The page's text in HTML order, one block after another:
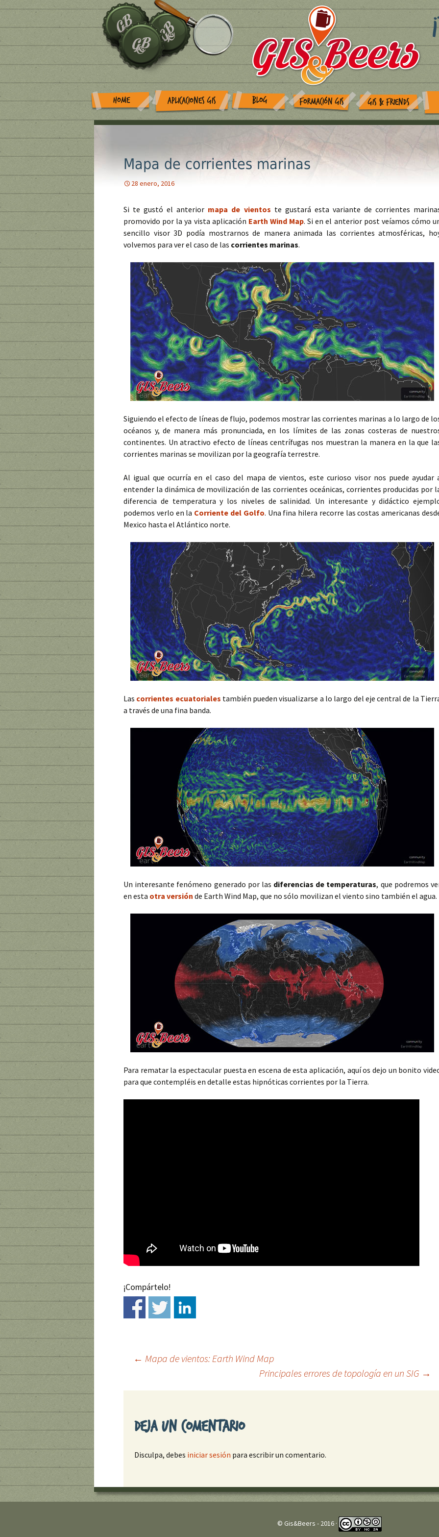
HOME APLICACIONES GIS BLOG FORMACIÓN GIS GIS & FRIENDS
Mapa de corrientes marinas
28 enero, 2016
Si te gustó el anterior mapa de vientos te gustará esta variante de corrientes
promovido por la ya vista aplicación Earth Wind Map. Si en el anterior post veíamos cómo
sencillo visor 3D podía mostrarnos de manera animada las corrientes atmosféricas,
volvemos para ver el caso de las corrientes marinas.
Siguiendo el efecto de líneas de flujo, podemos mostrar las corrientes marinas a lo largo de
océanos y, de manera más pronunciada, en los límites de las zonas costeras de
continentes. Un atractivo efecto de líneas centrífugas nos muestran la manera en la que
corrientes marinas se movilizan por la geografía terrestre.
Al igual que ocurría en el caso del mapa de vientos, este curioso visor nos puede ayudar
entender la dinámica de movilización de las corrientes oceánicas, corrientes producidas por
diferencia de temperatura y los niveles de salinidad. Un interesante y didáctico
podemos verlo en la Corriente del Golfo. Una fina hilera recorre las costas americanas
Mexico hasta el Atlántico norte.
Las corrientes ecuatoriales también pueden visualizarse a lo largo del eje central de la
a través de una fina banda.
Un interesante fenómeno generado por las diferencias de temperaturas, que podremos
en esta otra versión de Earth Wind Map, que no sólo movilizan el viento sino también el agua.
Para rematar la espectacular puesta en escena de esta aplicación, aquí os dejo un bonito
para que contempléis en detalle estas hipnóticas corrientes por la Tierra.
¡Compártelo!
Ir
a
← Mapa de vientos: Earth Wind Map
Principales errores de topología en un SIG →
Deja un comentario
Disculpa, debes iniciar sesión para escribir un comentario.
© Gis&Beers - 2016 ·